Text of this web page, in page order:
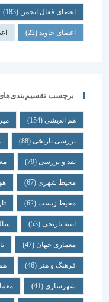
اعضای فعال انجمن(183)
اعضای جاوید(22) اعضای
برچسب تقسیم‌بندی‌های
هم اندیشی (154) میراث
بررسی تاریخی (88) معماری
نقد و بررسی (79) معماری
محیط شهری(67) هویت
محیط زیست(62) تاریخ
ابنیه تاریخی(53) سالروز و
معماری جهان (47) بافت
فرهنگ و هنر(46) همایش
شهرسازی(41) معماری